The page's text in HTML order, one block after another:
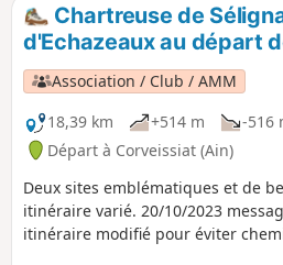
Chartreuse de
d'Echazeaux au départ
Association / Club / AMM
18,39 km
+514 m -516
Départ à Corveissiat (Ain)
Deux sites emblématiques et de
itinéraire varié. 20/10/2023 message de la modération :
itinéraire modifié pour éviter